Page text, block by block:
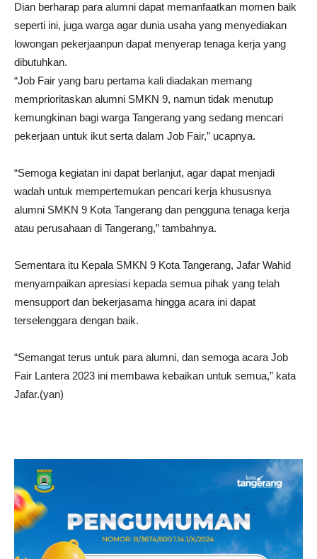
Dian berharap para alumni dapat memanfaatkan momen baik
seperti ini, juga warga agar dunia usaha yang menyediakan
lowongan pekerjaanpun dapat menyerap tenaga kerja yang
dibutuhkan.
“Job Fair yang baru pertama kali diadakan memang
memprioritaskan alumni SMKN 9, namun tidak menutup
kemungkinan bagi warga Tangerang yang sedang mencari
pekerjaan untuk ikut serta dalam Job Fair,” ucapnya.
“Semoga kegiatan ini dapat berlanjut, agar dapat menjadi
wadah untuk mempertemukan pencari kerja khususnya
alumni SMKN 9 Kota Tangerang dan pengguna tenaga kerja
atau perusahaan di Tangerang,” tambahnya.
Sementara itu Kepala SMKN 9 Kota Tangerang, Jafar Wahid
menyampaikan apresiasi kepada semua pihak yang telah
mensupport dan bekerjasama hingga acara ini dapat
terselenggara dengan baik.
“Semangat terus untuk para alumni, dan semoga acara Job
Fair Lantera 2023 ini membawa kebaikan untuk semua,” kata
Jafar.(yan)